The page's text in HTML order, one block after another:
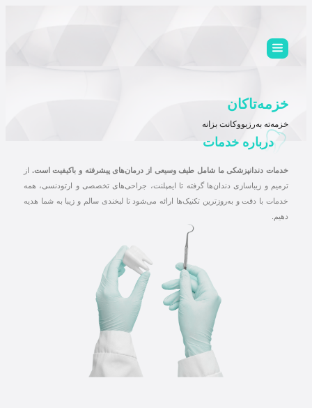
خزمەتاکان
خزمەتە بەرزبووکانت بزانە
درباره خدمات
خدمات دندانپزشکی ما شامل طیف وسیعی از درمان‌های پیشرفته و باکیفیت است. از
ترمیم و زیباسازی دندان‌ها گرفته تا ایمپلنت، جراحی‌های تخصصی و ارتودنسی، همه
خدمات با دقت و به‌روزترین تکنیک‌ها ارائه می‌شود تا لبخندی سالم و زیبا به شما هدیه
دهیم.